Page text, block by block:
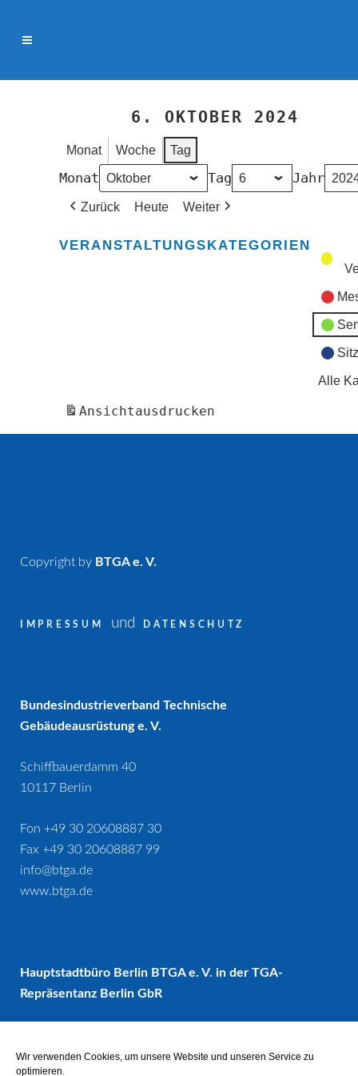
Wir verwenden Cookies, um unsere Website und unseren Service zu
optimieren.
6. OKTOBER 2024
Monat Woche Tag
Monat Tag Jahr
Zurück Heute Weiter
VERANSTALTUNGSKATEGORIEN
Alle
Ansichtausdrucken
Copyright by BTGA e. V.
IMPRESSUM und DATENSCHUTZ
Bundesindustrieverband Technische
Gebäudeausrüstung e. V.
Schiffbauerdamm 40
10117 Berlin
Fon +49 30 20608887 30
Fax +49 30 20608887 99
info@btga.de
www.btga.de
Hauptstadtbüro Berlin BTGA e. V. in der TGA-
Repräsentanz Berlin GbR
Schiffbauerdamm 40